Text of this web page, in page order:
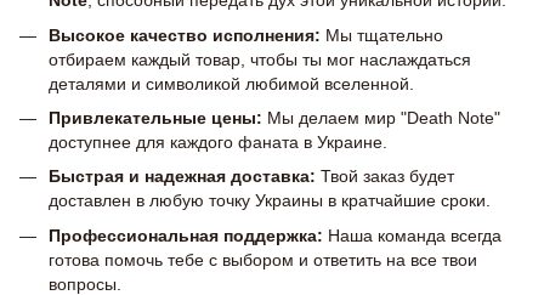
Высокое качество исполнения: Мы тщательно
отбираем каждый товар, чтобы ты мог наслаждаться
деталями и символикой любимой вселенной.
Привлекательные цены: Мы делаем мир "Death Note"
доступнее для каждого фаната в Украине.
Быстрая и надежная доставка: Твой заказ будет
доставлен в любую точку Украины в кратчайшие сроки.
Профессиональная поддержка: Наша команда всегда
готова помочь тебе с выбором и ответить на все твои
вопросы.